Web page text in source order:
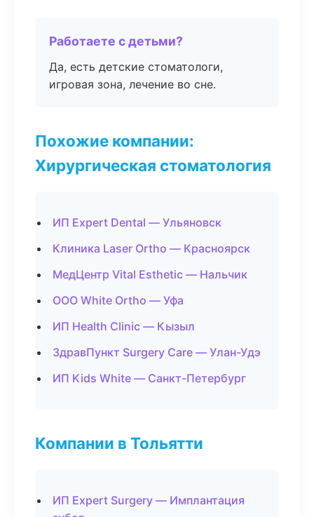
Работаете с детьми?
Да, есть детские стоматологи,
игровая зона, лечение во сне.
Похожие компании:
Хирургическая стоматология
ИП Expert Dental — Ульяновск
Клиника Laser Ortho — Красноярск
МедЦентр Vital Esthetic — Нальчик
ООО White Ortho — Уфа
ИП Health Clinic — Кызыл
ЗдравПункт Surgery Care — Улан-Удэ
ИП Kids White — Санкт-Петербург
Компании в Тольятти
ИП Expert Surgery — Имплантация